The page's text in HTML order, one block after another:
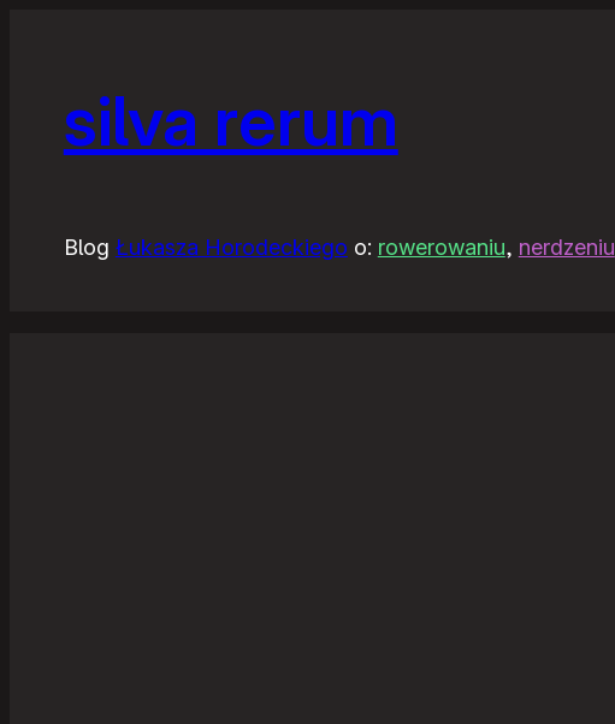
silva rerum
Blog Łukasza Horodeckiego o: rowerowaniu, nerdzeniu